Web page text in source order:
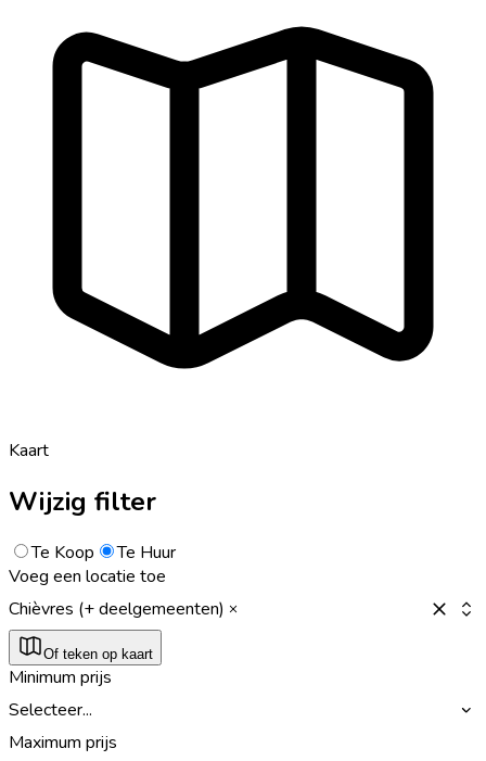
Kaart
Wijzig filter
Te Koop
Te Huur
Voeg een locatie toe
Chièvres (+ deelgemeenten)
Of teken op kaart
Minimum prijs
Selecteer...
Maximum prijs